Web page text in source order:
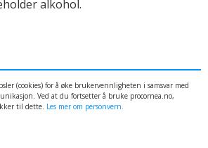
alkohol.
(cookies) for å øke brukervennligheten i samsvar med
Ved at du fortsetter å bruke procornea.no,
til dette. Les mer om personvern.